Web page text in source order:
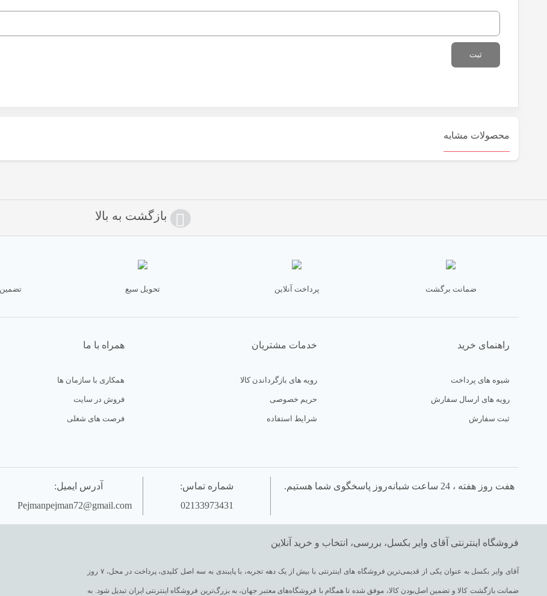
محصولات مشابه
بازگشت به بالا
ضمانت برگشت پرداخت آنلاین تحویل سیع
راهنمای خرید
شیوه های پرداخت
رویه های ارسال سفارش
ثبت سفارش
خدمات مشتریان
رویه های بازگرداندن کالا
حریم خصوصی
شرایط استفاده
همراه با ما
همکاری با سازمان ها
فروش در سایت
فرصت های شغلی
هفت روز هفته ، 24 ساعت شبانه‌روز پاسخگوی شما هستیم.
شماره تماس:
02133973431
آدرس ایمیل:
Pejmanpejman72@gmail.com
فروشگاه اینترنتی آقای وایر بکسل، بررسی، انتخاب و خرید آنلاین
آقای وایر بکسل به عنوان یکی از قدیمی‌ترین فروشگاه های اینترنتی با بیش از یک دهه تجربه، با پایبندی به سه اصل کلیدی، پرداخت در محل، ۷ روز
ضمانت بازگشت کالا و تضمین اصل‌بودن کالا، موفق شده تا همگام با فروشگاه‌های معتبر جهان، به بزرگ‌ترین فروشگاه اینترنتی ایران تبدیل شود. به